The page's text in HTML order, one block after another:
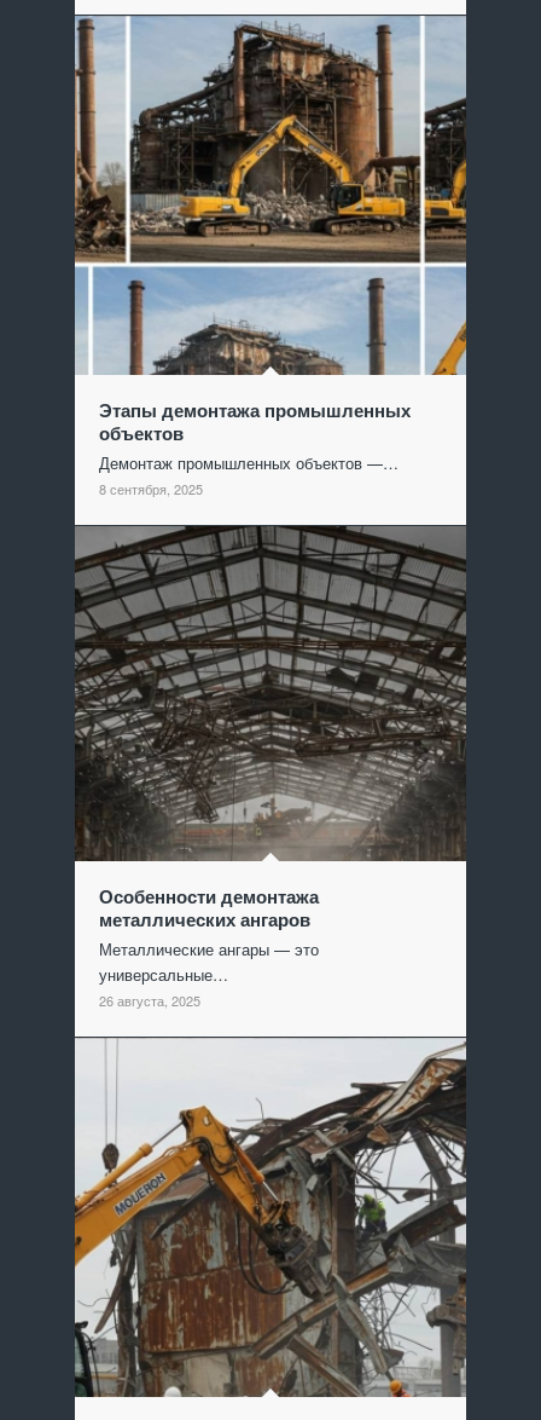
Этапы демонтажа промышленных
объектов
Демонтаж промышленных объектов —…
8 сентября, 2025
Особенности демонтажа
металлических ангаров
Металлические ангары — это
универсальные…
26 августа, 2025